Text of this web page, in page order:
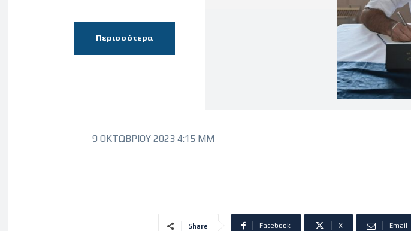
Περισσότερα
9 ΟΚΤΩΒΡΊΟΥ 2023 4:15 ΜΜ
Share Facebook X Email